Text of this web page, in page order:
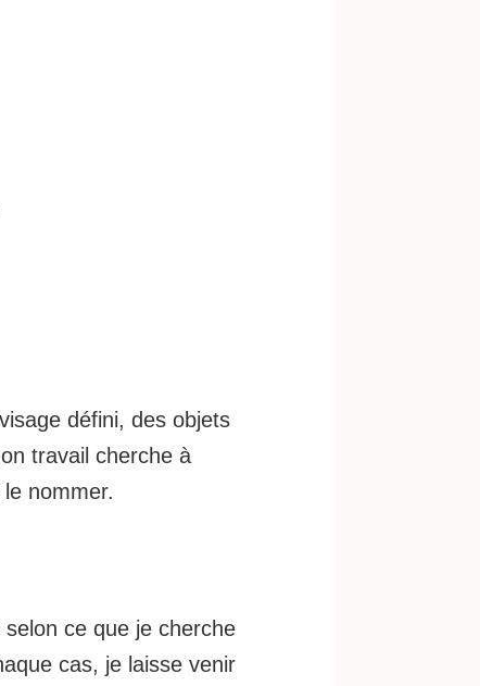
défini, des objets
travail cherche à
nommer.
ce que je cherche
cas, je laisse venir